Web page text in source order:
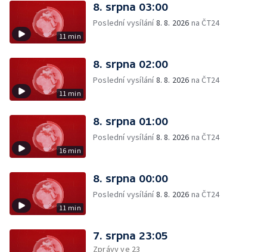
11 min
8. srpna 03:00
Poslední vysílání8. 8. 2026 na ČT24
11 min
8. srpna 02:00
Poslední vysílání8. 8. 2026 na ČT24
16 min
8. srpna 01:00
Poslední vysílání8. 8. 2026 na ČT24
11 min
8. srpna 00:00
Poslední vysílání8. 8. 2026 na ČT24
7. srpna 23:05
Zprávy ve 23